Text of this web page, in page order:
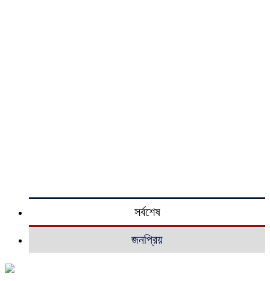
সর্বশেষ
জনপ্রিয়